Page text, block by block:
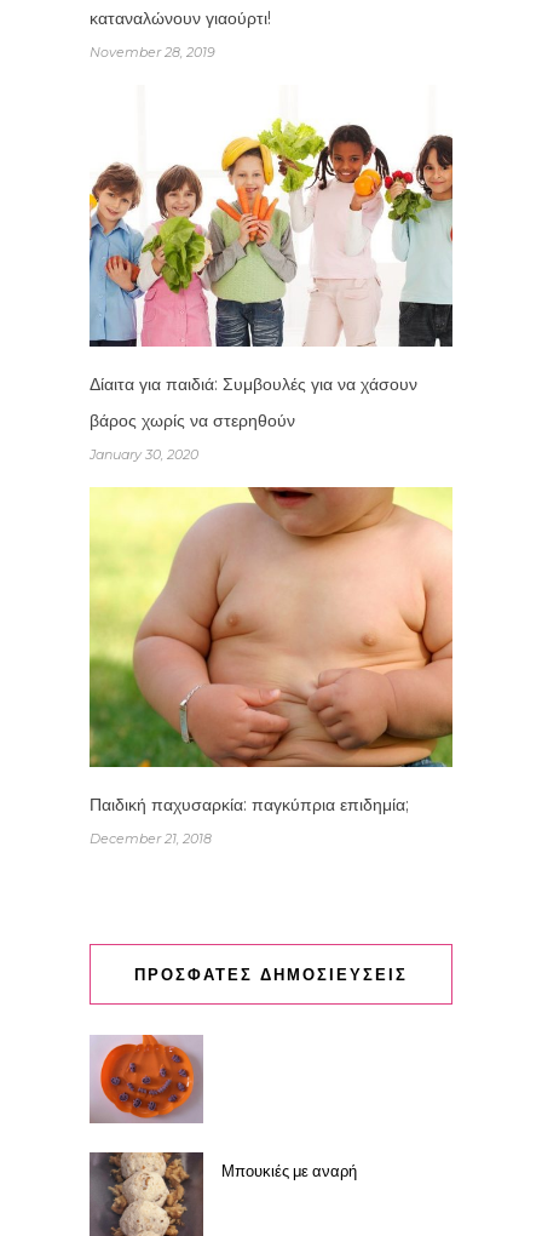
καταναλώνουν γιαούρτι!
November 28, 2019
Δίαιτα για παιδιά: Συμβουλές για να χάσουν
βάρος χωρίς να στερηθούν
January 30, 2020
Παιδική παχυσαρκία: παγκύπρια επιδημία;
December 21, 2018
ΠΡΟΣΦΑΤΕΣ ΔΗΜΟΣΙΕΥΣΕΙΣ
Μπουκιές με αναρή